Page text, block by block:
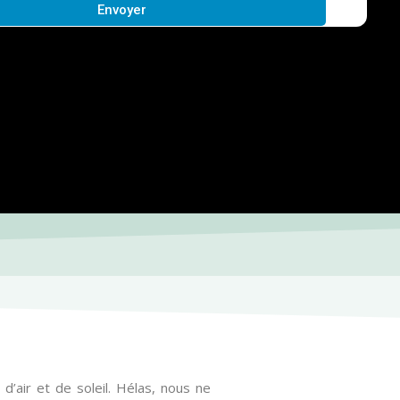
Envoyer
et de soleil. Hélas, nous ne